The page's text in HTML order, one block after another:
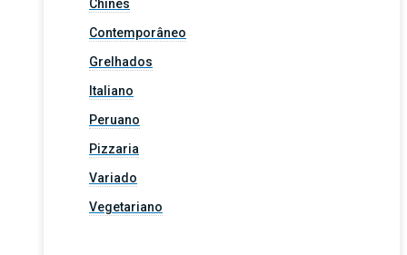
Chinês
Contemporâneo
Grelhados
Italiano
Peruano
Pizzaria
Variado
Vegetariano